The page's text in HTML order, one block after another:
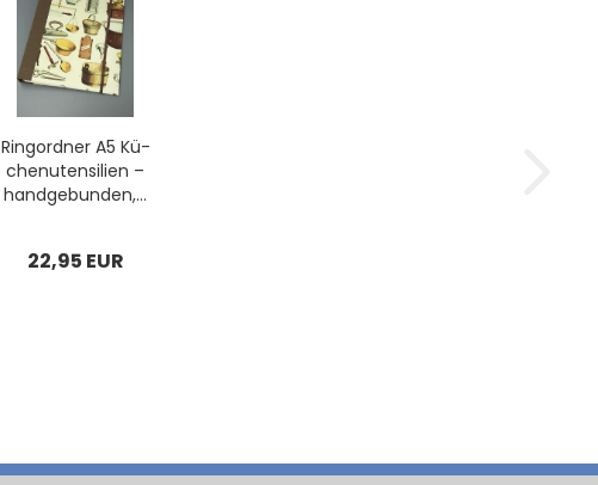
Ring­ord­ner A5 Kü­
chen­uten­si­li­en –
hand­ge­bun­den,...
22,95 EUR